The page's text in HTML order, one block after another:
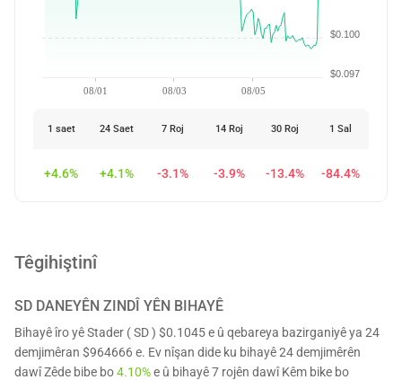
08/01 08/03 08/05
$0.097
$0.100
1 saet 24 Saet 7 Roj 14 Roj 30 Roj 1 Sal
+4.6% +4.1% -3.1% -3.9% -13.4% -84.4%
Têgihiştinî
SD DANEYÊN ZINDÎ YÊN BIHAYÊ
Bihayê îro yê Stader ( SD ) $0.1045 e û qebareya bazirganiyê ya 24
demjimêran $964666 e. Ev nîşan dide ku bihayê 24 demjimêrên
dawî Zêde bibe bo4.10%e û bihayê 7 rojên dawî Kêm bike bo